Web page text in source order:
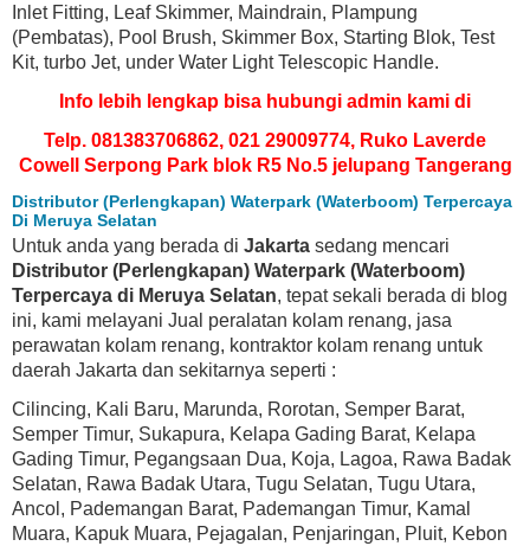
Inlet Fitting, Leaf Skimmer, Maindrain, Plampung
(Pembatas), Pool Brush, Skimmer Box, Starting Blok, Test
Kit, turbo Jet, under Water Light Telescopic Handle.
Info lebih lengkap bisa hubungi admin kami di
Telp. 081383706862, 021 29009774, Ruko Laverde
Cowell Serpong Park blok R5 No.5 jelupang Tangerang
Distributor (Perlengkapan) Waterpark (Waterboom) Terpercaya
Di Meruya Selatan
Untuk anda yang berada di Jakarta sedang mencari
Distributor (Perlengkapan) Waterpark (Waterboom)
Terpercaya di Meruya Selatan, tepat sekali berada di blog
ini, kami melayani Jual peralatan kolam renang, jasa
perawatan kolam renang, kontraktor kolam renang untuk
daerah Jakarta dan sekitarnya seperti :
Cilincing, Kali Baru, Marunda, Rorotan, Semper Barat,
Semper Timur, Sukapura, Kelapa Gading Barat, Kelapa
Gading Timur, Pegangsaan Dua, Koja, Lagoa, Rawa Badak
Selatan, Rawa Badak Utara, Tugu Selatan, Tugu Utara,
Ancol, Pademangan Barat, Pademangan Timur, Kamal
Muara, Kapuk Muara, Pejagalan, Penjaringan, Pluit, Kebon